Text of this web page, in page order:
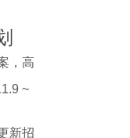
，高
~
新招